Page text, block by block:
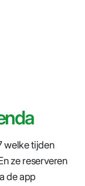
welke tijden
ze reserveren
de app